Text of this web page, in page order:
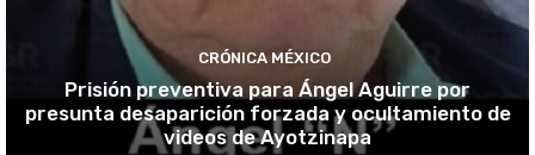
CRÓNICA MÉXICO
Prisión preventiva para Ángel Aguirre por
presunta desaparición forzada y ocultamiento de
videos de Ayotzinapa